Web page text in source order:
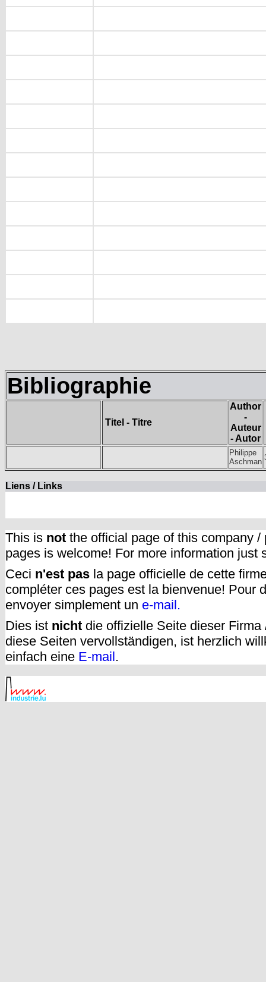
Bibliographie
Titel - Titre
Author
-
Auteur
- Autor
Philippe
Aschman
Liens / Links
This is not the official page of this company
pages is welcome! For more information just
Ceci n'est pas la page officielle de cette
compléter ces pages est la bienvenue! Pour
envoyer simplement un e-mail.
Dies ist nicht die offizielle Seite dieser
diese Seiten vervollständigen, ist herzlich
einfach eine E-mail .